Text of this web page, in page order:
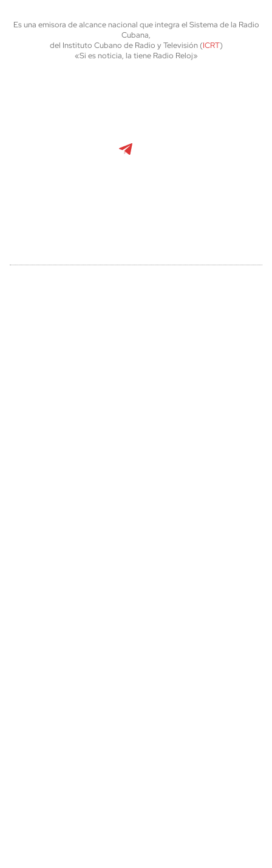
Es una emisora de alcance nacional que integra el Sistema de la Radio
Cubana,
del Instituto Cubano de Radio y Televisión (ICRT)
«Si es noticia, la tiene Radio Reloj»